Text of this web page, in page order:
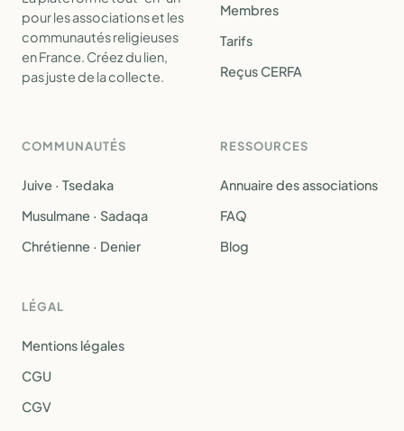
pour les associations et les
communautés religieuses
en France. Créez du lien,
pas juste de la collecte.
Membres
Tarifs
Reçus CERFA
COMMUNAUTÉS
Juive · Tsedaka
Musulmane · Sadaqa
Chrétienne · Denier
RESSOURCES
Annuaire des associations
FAQ
Blog
LÉGAL
Mentions légales
CGU
CGV